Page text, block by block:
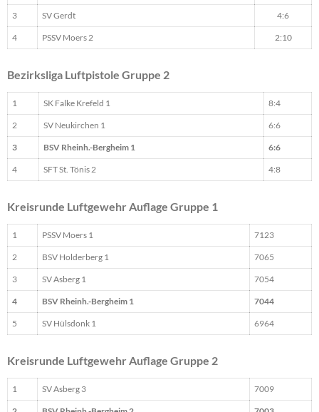
3 SV Gerdt 4:6
4 PSSV Moers 2 2:10
Bezirksliga Luftpistole Gruppe 2
1 SK Falke Krefeld 1 8:4
2 SV Neukirchen 1 6:6
3 BSV Rheinh.-Bergheim 1 6:6
4 SFT St. Tönis 2 4:8
Kreisrunde Luftgewehr Auflage Gruppe 1
1 PSSV Moers 1 7123
2 BSV Holderberg 1 7065
3 SV Asberg 1 7054
4 BSV Rheinh.-Bergheim 1 7044
5 SV Hülsdonk 1 6964
Kreisrunde Luftgewehr Auflage Gruppe 2
1 SV Asberg 3 7009